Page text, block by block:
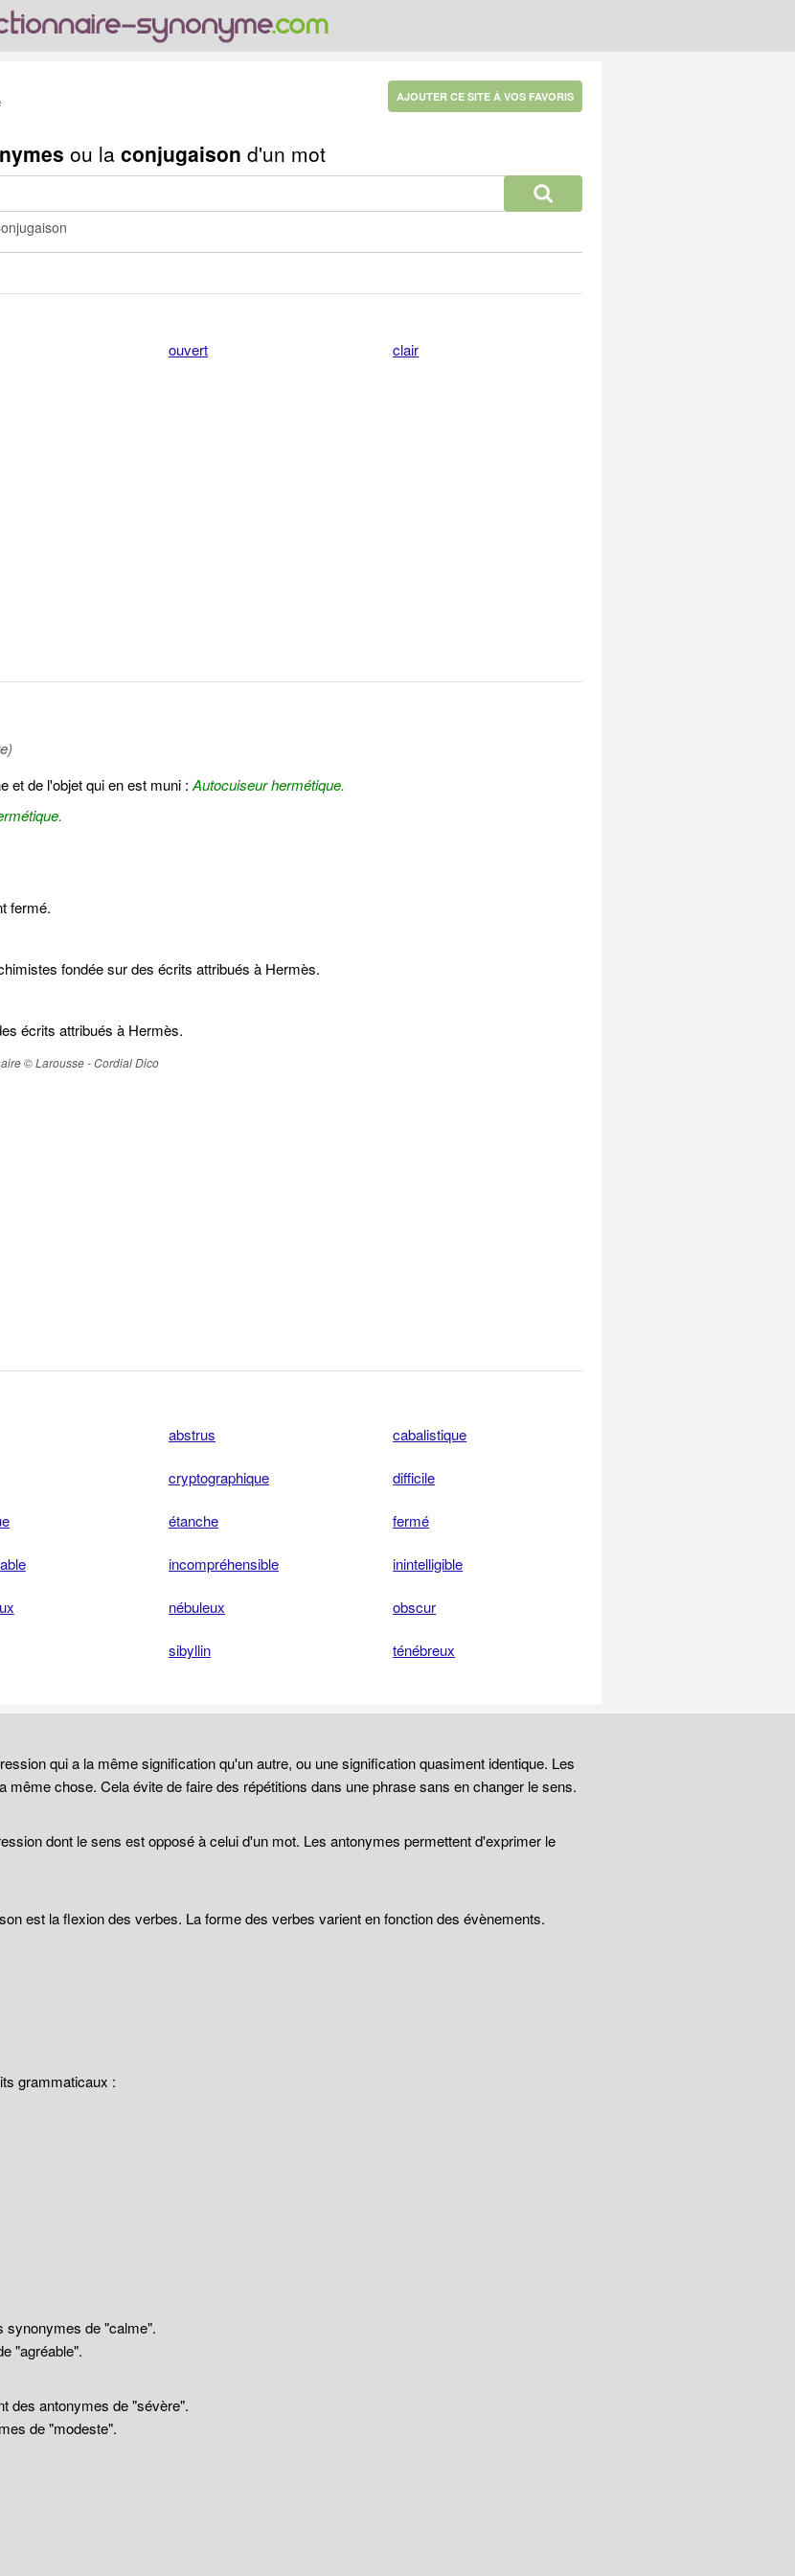
AJOUTER CE SITE À VOS FAVORIS
ou la conjugaison d'un mot
ouvert clair
et de l'objet qui en est muni : Autocuiseur hermétique.
fermé.
fondée sur des écrits attribués à Hermès.
écrits attribués à Hermès.
© Larousse - Cordial Dico
abstrus cabalistique
cryptographique difficile
étanche fermé
incompréhensible inintelligible
nébuleux obscur
sibyllin ténébreux
qui a la même signification qu'un autre, ou une signification quasiment identique. Les
chose. Cela évite de faire des répétitions dans une phrase sans en changer le sens.
dont le sens est opposé à celui d'un mot. Les antonymes permettent d'exprimer le
est la flexion des verbes. La forme des verbes varient en fonction des évènements.
grammaticaux :
synonymes de "calme".
"agréable".
des antonymes de "sévère".
de "modeste".